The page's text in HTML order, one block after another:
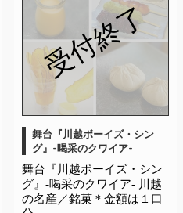
受付終了
舞台『川越ボーイズ・シン
グ』-喝采のクワイア-
舞台『川越ボーイズ・シン
グ』-喝采のクワイア- 川越
の名産／銘菓＊金額は１口